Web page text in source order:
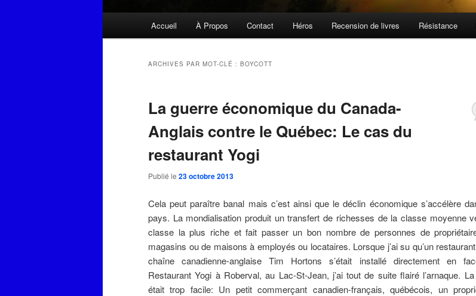
Accueil À Propos Contact Héros Recension de livres Résistance
ARCHIVES PAR MOT-CLÉ : BOYCOTT
La guerre économique du Canada-
Anglais contre le Québec: Le cas du
restaurant Yogi
Publié le 23 octobre 2013
Cela peut paraître banal mais c’est ainsi que le déclin économique s’accélère
pays. La mondialisation produit un transfert de richesses de la classe moyenne
classe la plus riche et fait passer un bon nombre de personnes de
magasins ou de maisons à employés ou locataires. Lorsque j’ai su qu’un
chaîne canadienne-anglaise Tim Hortons s’était installé directement en
Restaurant Yogi à Roberval, au Lac-St-Jean, j’ai tout de suite flairé l’arnaque.
était trop facile: Un petit commerçant canadien-français, québécois, un